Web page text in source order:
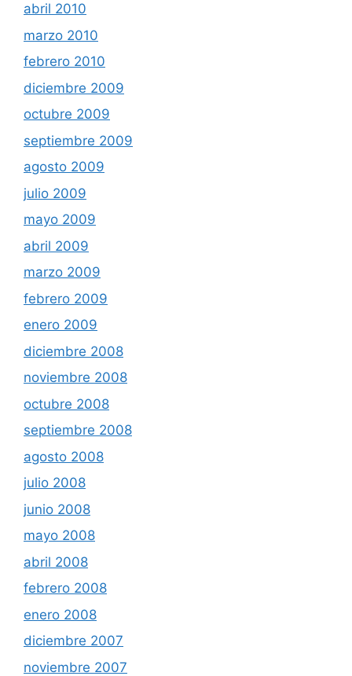
abril 2010
marzo 2010
febrero 2010
diciembre 2009
octubre 2009
septiembre 2009
agosto 2009
julio 2009
mayo 2009
abril 2009
marzo 2009
febrero 2009
enero 2009
diciembre 2008
noviembre 2008
octubre 2008
septiembre 2008
agosto 2008
julio 2008
junio 2008
mayo 2008
abril 2008
febrero 2008
enero 2008
diciembre 2007
noviembre 2007